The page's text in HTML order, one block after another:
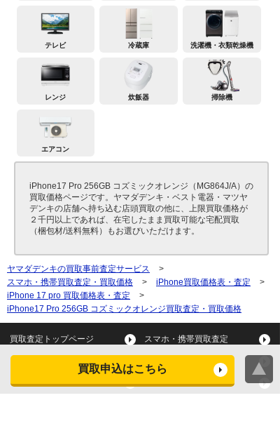
買取申込はこちら
テレビ 冷蔵庫 洗濯機・衣類乾燥機
レンジ 炊飯器 掃除機
エアコン
iPhone17 Pro 256GB コズミックオレンジ（MG864J/A）の
買取価格ページです。ヤマダデンキ・ベスト電器・マツヤ
デンキの店舗へ持ち込む店頭買取の他に、上限買取価格が
２千円以上であれば、在宅したまま買取可能な宅配買取
（梱包材/送料無料）もお選びいただけます。
ヤマダデンキの買取事前査定サービス
>
スマホ・携帯買取査定・買取価格
> iPhone買取価格表・査定
>
iPhone 17 pro 買取価格表・査定
>
iPhone17 Pro 256GB コズミックオレンジ買取査定・買取価格
買取査定トップページ スマホ・携帯買取査定
タブレット買取査定
スマートウォッチ買取査定 デジカメ買取査定